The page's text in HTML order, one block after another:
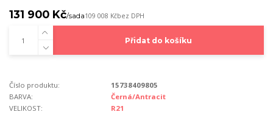
131 900 Kč/sada109 008 Kčbez DPH
Přidat do košíku
Číslo produktu:
15738409805
BARVA:
Černá/Antracit
VELIKOST:
R21